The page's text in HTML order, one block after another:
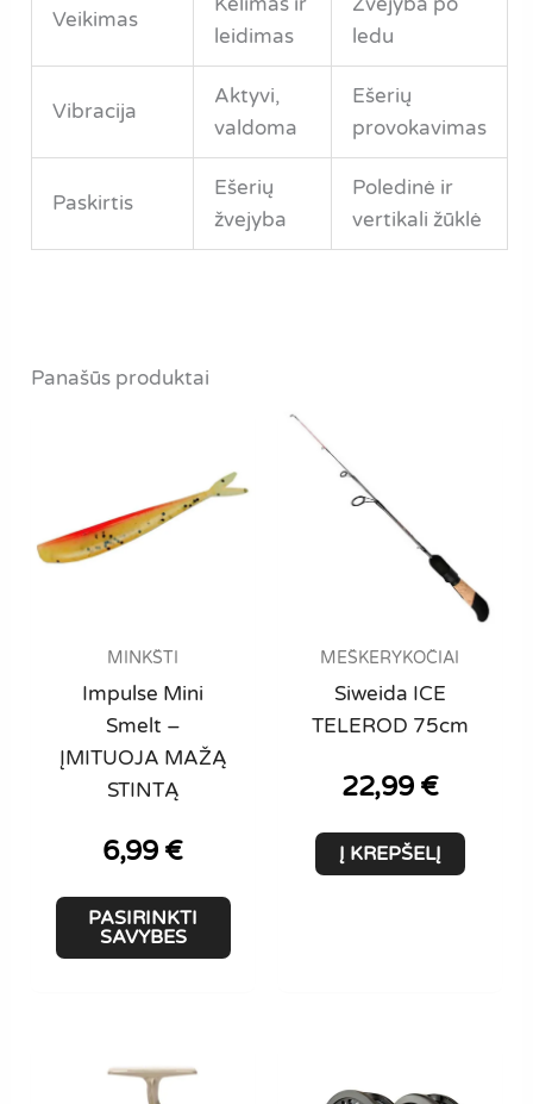
Veikimas
leidimas
ledu
Vibracija
Aktyvi,
valdoma
Ešerių
provokavimas
Paskirtis
Ešerių
žvejyba
Poledinė ir
vertikali žūklė
Panašūs produktai
MINKŠTI
Impulse Mini
Smelt –
ĮMITUOJA MAŽĄ
STINTĄ
6,99 €
PASIRINKTI
SAVYBES
This
MEŠKERYKOČIAI
Siweida ICE
TELEROD 75cm
22,99 €
Į KREPŠELĮ